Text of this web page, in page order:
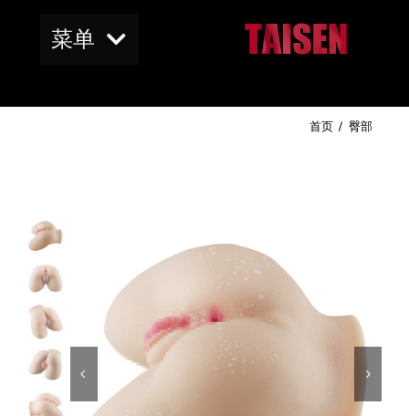
菜单
RealCast肌理
BUMBUM美臀
Blog
首页 臀部
 